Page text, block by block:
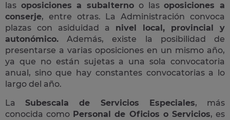
las oposiciones a subalterno o lasoposiciones a
conserje, entre otras. La Administración convoca
plazas con asiduidad a nivel local, provincial y
autonómico. Además, existe la posibilidad de
presentarse a varias oposiciones en un mismo año,
ya que no están sujetas a una sola convocatoria
anual, sino que hay constantes convocatorias a lo
largo del año.
LaSubescala de Servicios Especiales, más
conocida como Personal de Oficios o Servicios, es